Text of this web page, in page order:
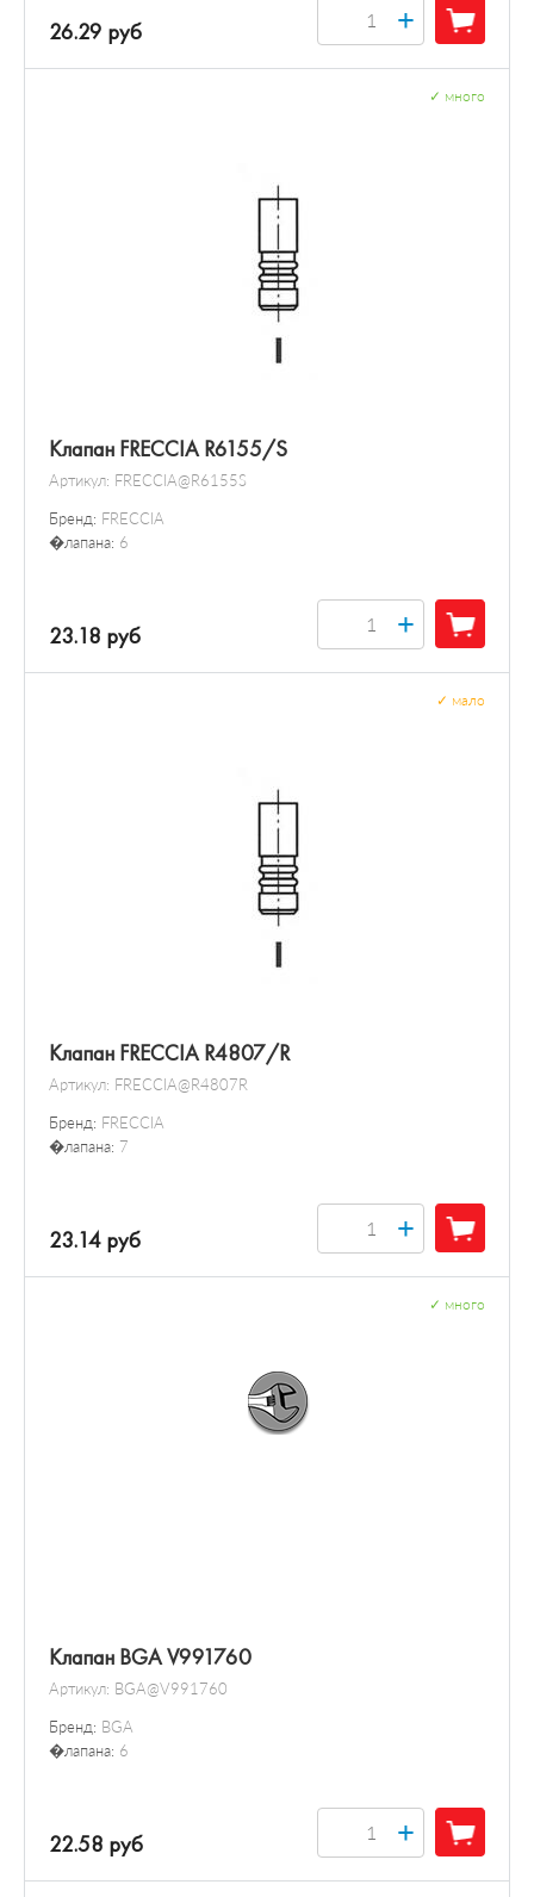
26.29 руб +
Клапан FRECCIA R6155/S
Артикул: FRECCIA@R6155S
Бренд: FRECCIA
�лапана: 6
много
23.18 руб +
Клапан FRECCIA R4807/R
Артикул: FRECCIA@R4807R
Бренд: FRECCIA
�лапана: 7
мало
23.14 руб +
Клапан BGA V991760
Артикул: BGA@V991760
Бренд: BGA
�лапана: 6
много
22.58 руб +